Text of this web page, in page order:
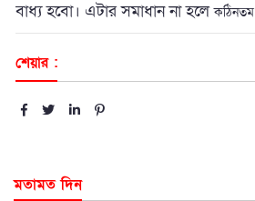
বাধ্য হবো। এটার সমাধান না হলেকঠিনতম
শেয়ার :
মতামত দিন